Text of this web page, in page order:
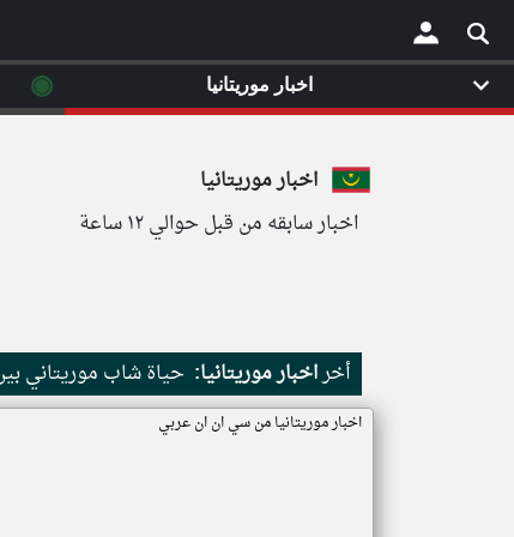
×
اخبار موريتانيا
اخبار سابقه من قبل حوالي ١٢ ساعة
أخراخبار موريتانيا: حياة شاب موريتاني
اخبار موريتانيا من سي ان ان عربي
اخبار موريتانيا ◉